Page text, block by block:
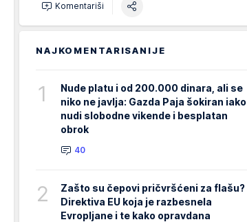
Komentariši
NAJKOMENTARISANIJE
1
Nude platu i od 200.000 dinara, ali se
niko ne javlja: Gazda Paja šokiran iako
nudi slobodne vikende i besplatan
obrok
40
2
Zašto su čepovi pričvršćeni za flašu?
Direktiva EU koja je razbesnela
Evropljane i te kako opravdana